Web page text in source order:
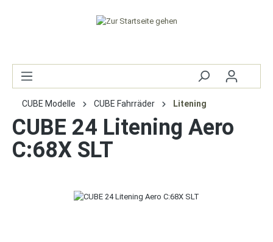
CUBE Modelle CUBE Fahrräder Litening
CUBE 24 Litening Aero
C:68X SLT